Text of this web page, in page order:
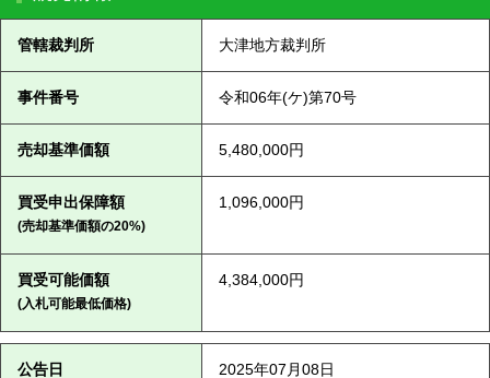
管轄裁判所 大津地方裁判所
事件番号 令和06年(ケ)第70号
売却基準価額 5,480,000円
買受申出保障額
(売却基準価額の20%)
1,096,000円
買受可能価額
(入札可能最低価格)
4,384,000円
公告日 2025年07月08日